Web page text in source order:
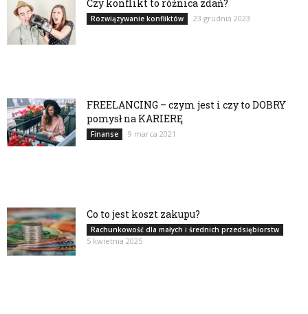
Czy konflikt to różnica zdań?
Rozwiązywanie konfliktów 23 grudnia 2023
FREELANCING – czym jest i czy to DOBRY
pomysł na KARIERĘ
Finanse 9 marca 2021
Co to jest koszt zakupu?
Rachunkowość dla małych i średnich przedsiębiorstw
5 kwietnia 2025